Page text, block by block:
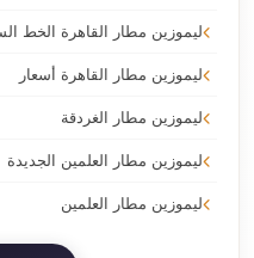
ليموزين مطار القاهرة الخط
ليموزين مطار القاهرة أسعار
ليموزين مطار الغردقة
ليموزين مطار العلمين الجديدة
ليموزين مطار العلمين